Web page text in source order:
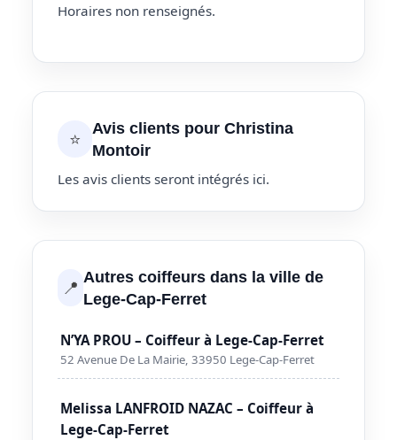
Horaires non renseignés.
⭐
Avis clients pour Christina
Montoir
Les avis clients seront intégrés ici.
📍 Autres coiffeurs dans la ville de
Lege-Cap-Ferret
N’YA PROU – Coiffeur à Lege-Cap-Ferret
52 Avenue De La Mairie, 33950 Lege-Cap-Ferret
Melissa LANFROID NAZAC – Coiffeur à
Lege-Cap-Ferret